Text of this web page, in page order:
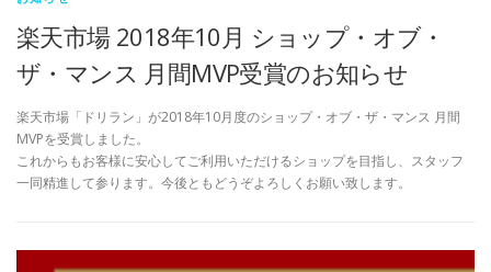
楽天市場 2018年10月 ショップ・オブ・
ザ・マンス 月間MVP受賞のお知らせ
楽天市場「ドリラン」が2018年10月度のショップ・オブ・ザ・マンス 月間
MVPを受賞しました。
これからもお客様に安心してご利用いただけるショップを目指し、スタッフ
一同精進して参ります。今後ともどうぞよろしくお願い致します。